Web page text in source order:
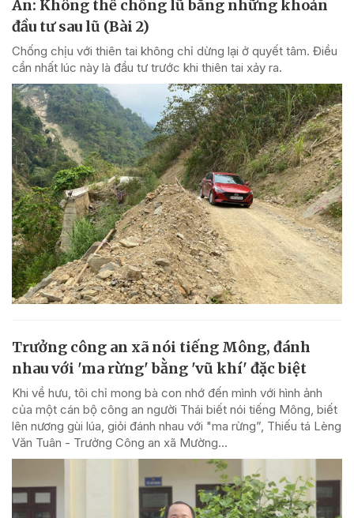
An: Không thể chống lũ bằng những khoản
đầu tư sau lũ (Bài 2)
Chống chịu với thiên tai không chỉ dừng lại ở quyết tâm. Điều
cần nhất lúc này là đầu tư trước khi thiên tai xảy ra.
Trưởng công an xã nói tiếng Mông, đánh
nhau với 'ma rừng' bằng 'vũ khí' đặc biệt
Khi về hưu, tôi chỉ mong bà con nhớ đến mình với hình ảnh
của một cán bộ công an người Thái biết nói tiếng Mông, biết
lên nương gùi lúa, giỏi đánh nhau với "ma rừng”, Thiếu tá Lèng
Văn Tuân - Trưởng Công an xã Mường...